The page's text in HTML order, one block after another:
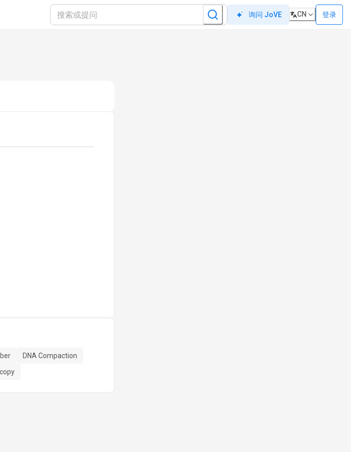
询问 JoVE CN 登录
DNA Compaction